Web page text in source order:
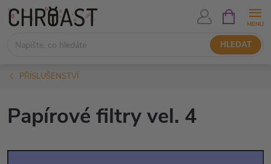
Přejít
HLEDAT
NÁKUPNÍ
KOŠÍK
PŘÍSLUŠENSTVÍ
Papírové filtry vel. 4